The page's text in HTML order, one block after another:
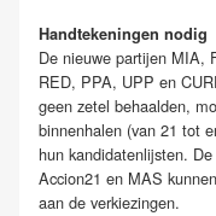
Handtekeningen nodig
De nieuwe partijen MIA,
RED, PPA, UPP en
geen zetel behaalden,
binnenhalen (van 21 tot
hun kandidatenlijsten.
Accion21 en MAS
aan de verkiezingen.